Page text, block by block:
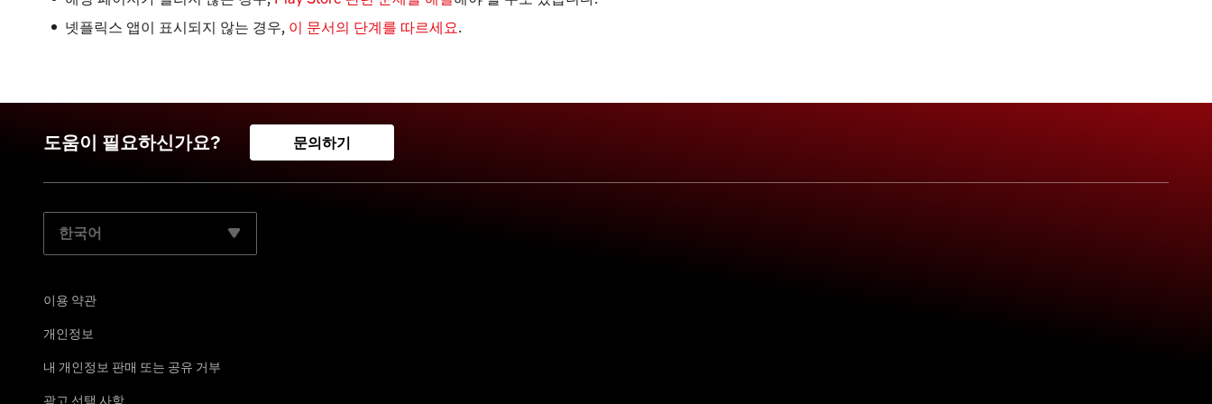
넷플릭스 앱이 표시되지 않는 경우, 이 문서의 단계를 따르세요.
도움이 필요하신가요? 문의하기
기본 언어 선택:
이용 약관
개인정보
내 개인정보 판매 또는 공유 거부
광고 선택 사항